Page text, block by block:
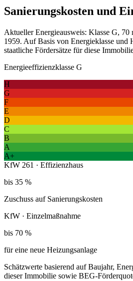
Sanierungskosten und
Aktueller Energieausweis: Klasse G, 70
1959. Auf Basis von Energieklasse und
staatliche Fördersätze für diese
Energieeffizienzklasse G
H
G
F
E
D
C
B
A
A+
KfW 261 · Effizienzhaus
bis 35 %
Zuschuss auf Sanierungskosten
KfW · Einzelmaßnahme
bis 70 %
für eine neue Heizungsanlage
Schätzwerte basierend auf Baujahr,
dieser Immobilie sowie BEG-